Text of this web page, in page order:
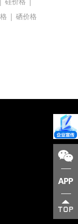
| 硒价格